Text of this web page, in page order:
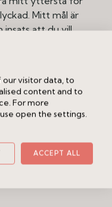
Mitt mål är
insats att du vill
our visitor data, to
content and to
For more
open the settings.
ACCEPT ALL